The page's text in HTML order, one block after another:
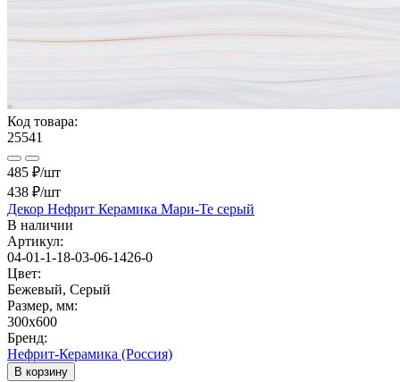
Код товара:
25541
485 ₽/шт
438 ₽/шт
Декор Нефрит Керамика Мари-Те серый
В наличии
Артикул:
04-01-1-18-03-06-1426-0
Цвет:
Бежевый, Серый
Размер, мм:
300x600
Бренд:
Нефрит-Керамика (Россия)
В корзину